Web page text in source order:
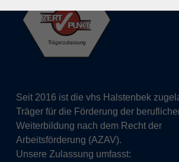
Seit 2016 ist die vhs Halstenbek
Träger für die Förderung der
Weiterbildung nach dem Recht der
Arbeitsförderung (AZAV).
Unsere Zulassung umfasst: